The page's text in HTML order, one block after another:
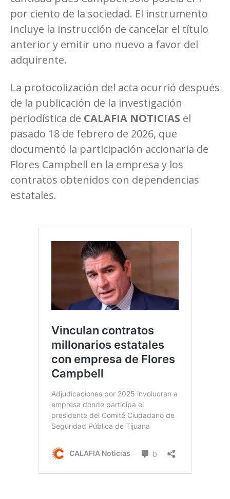
por ciento de la sociedad. El instrumento
incluye la instrucción de cancelar el título
anterior y emitir uno nuevo a favor del
adquirente.
La protocolización del acta ocurrió después
de la publicación de la investigación
periodística de CALAFIA NOTICIAS el
pasado 18 de febrero de 2026, que
documentó la participación accionaria de
Flores Campbell en la empresa y los
contratos obtenidos con dependencias
estatales.